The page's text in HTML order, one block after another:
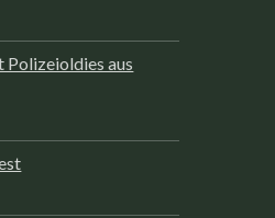
Polizeioldies aus